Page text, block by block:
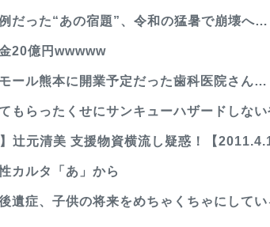
だった“あの宿題”、令和の猛暑で崩壊へ…
20億円wwwww
モール熊本に開業予定だった歯科医院さん…
もらったくせにサンキューハザードしな
辻元清美 支援物資横流し疑惑！【2011.4.1
カルタ「あ」から
遺症、子供の将来をめちゃくちゃにして